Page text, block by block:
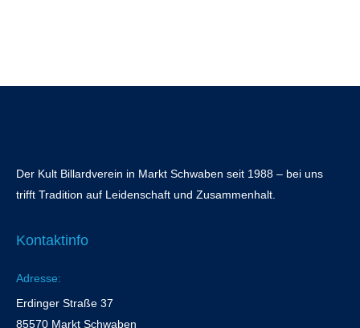
Der Kult Billardverein in Markt Schwaben seit 1988 – bei uns
trifft Tradition auf Leidenschaft und Zusammenhalt.
Kontaktinfo
Adresse:
Erdinger Straße 37
85570 Markt Schwaben